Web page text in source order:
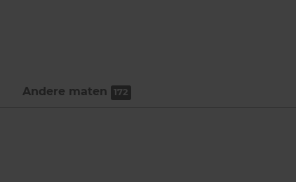
Andere maten 172